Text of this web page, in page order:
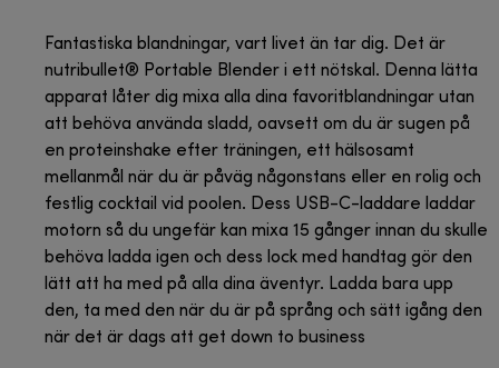
Fantastiska blandningar, vart livet än tar dig. Det är
nutribullet® Portable Blender i ett nötskal. Denna lätta
apparat låter dig mixa alla dina favoritblandningar utan
att behöva använda sladd, oavsett om du är sugen på
en proteinshake efter träningen, ett hälsosamt
mellanmål när du är påväg någonstans eller en rolig och
festlig cocktail vid poolen. Dess USB-C-laddare laddar
motorn så du ungefär kan mixa 15 gånger innan du skulle
behöva ladda igen och dess lock med handtag gör den
lätt att ha med på alla dina äventyr. Ladda bara upp
den, ta med den när du är på språng och sätt igång den
när det är dags att get down to business